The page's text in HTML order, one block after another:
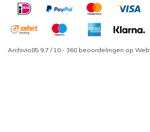
Archivio85 9,7 / 10 - 360 beoordelingen op